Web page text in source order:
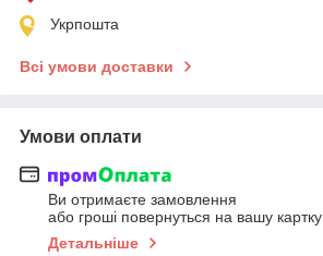
Укрпошта
Всі умови доставки
Умови оплати
Ви отримаєте замовлення
або гроші повернуться на вашу картку
Детальніше